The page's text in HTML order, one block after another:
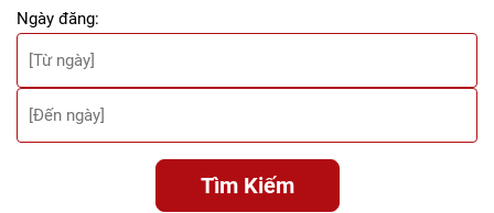
Ngày đăng:
Tìm Kiếm